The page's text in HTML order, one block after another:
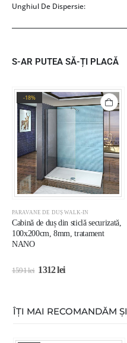
Unghiul De Dispersie:
S-AR PUTEA SĂ-ȚI PLACĂ
-18%
PARAVANE DE DUȘ WALK-IN
Cabină de duș din sticlă securizată,
100x200cm, 8mm, tratament
NANO
1591lei 1312lei
ÎȚI MAI RECOMANDĂM ȘI